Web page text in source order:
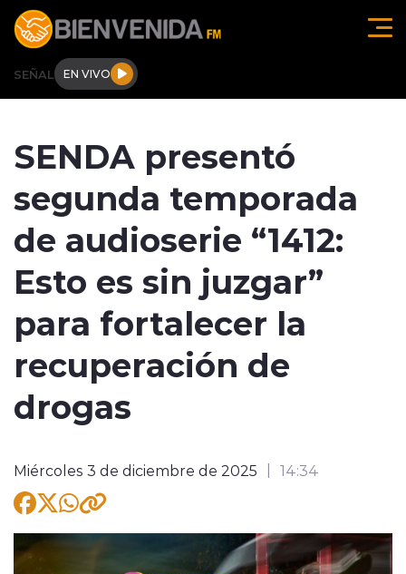
Click acá para ir directamente al contenido
SEÑAL EN VIVO
Regionales
Internacional
modo claro
SENDA presentó
segunda temporada
de audioserie “1412:
Esto es sin juzgar”
para fortalecer la
recuperación de
drogas
Miércoles 3 de diciembre de 2025 14:34